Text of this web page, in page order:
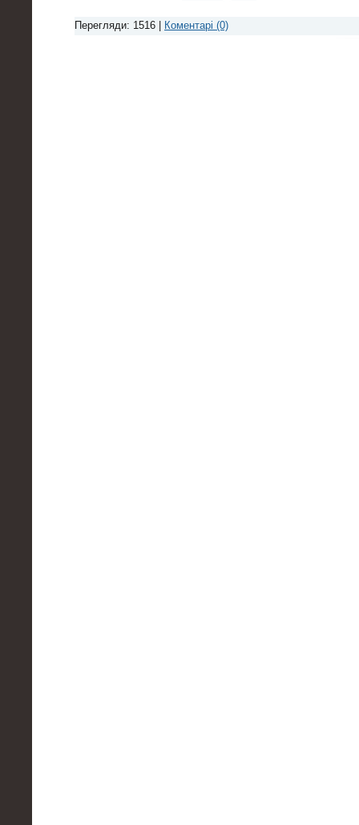
Перегляди: 1516 | Коментарі (0)